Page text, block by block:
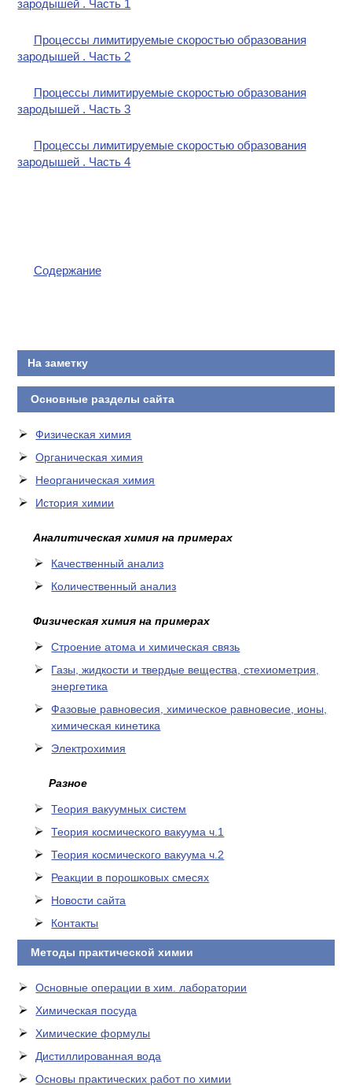
зародышей . Часть 1
Процессы лимитируемые скоростью образования
зародышей . Часть 2
Процессы лимитируемые скоростью образования
зародышей . Часть 3
Процессы лимитируемые скоростью образования
зародышей . Часть 4
Содержание
На заметку
Основные разделы сайта
Физическая химия
Органическая химия
Неорганическая химия
История химии
Аналитическая химия на примерах
Качественный анализ
Количественный анализ
Физическая химия на примерах
Cтроение атома и химическая связь
Газы, жидкости и твердые вещества, стехиометрия,
энергетика
Фазовые равновесия, химическое равновесие, ионы,
химическая кинетика
Электрохимия
Разное
Теория вакуумных систем
Теория космического вакуума ч.1
Теория космического вакуума ч.2
Реакции в порошковых смесях
Новости сайта
Контакты
Методы практической химии
Основные операции в хим. лаборатории
Химическая посуда
Химические формулы
Дистиллированная вода
Основы практических работ по химии